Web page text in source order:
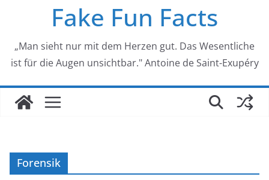
Fake Fun Facts
„Man sieht nur mit dem Herzen gut. Das Wesentliche
ist für die Augen unsichtbar." Antoine de Saint-Exupéry
Forensik